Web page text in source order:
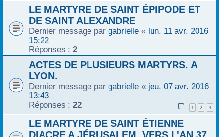
LE MARTYRE DE SAINT ÉPIPODE ET
DE SAINT ALEXANDRE
Dernier message par gabrielle « lun. 11 avr. 2016
15:22
Réponses : 2
ACTES DE PLUSIEURS MARTYRS. A
LYON.
Dernier message par gabrielle « jeu. 07 avr. 2016
13:43
Réponses : 22 1 2 3
LE MARTYRE DE SAINT ÉTIENNE
DIACRE A JÉRUSALEM, VERS L'AN 37